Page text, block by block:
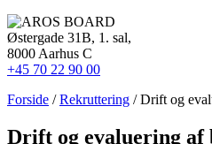
Østergade 31B, 1. sal,
8000 Aarhus C
+45 70 22 90 00
Forside /Rekruttering / Drift og
Drift og evaluering af